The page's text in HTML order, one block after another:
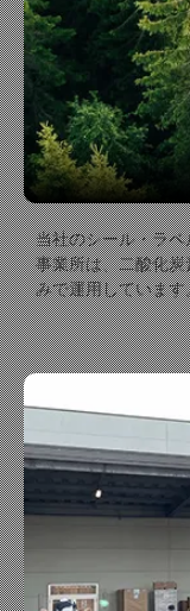
当社のシール・ラ
事業所は、二酸化
みで運用しています